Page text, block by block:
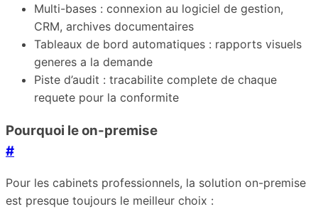
Multi-bases : connexion au logiciel de gestion,
CRM, archives documentaires
Tableaux de bord automatiques : rapports visuels
generes a la demande
Piste d’audit : tracabilite complete de chaque
requete pour la conformite
Pourquoi le on-premise
#
Pour les cabinets professionnels, la solution on-premise
est presque toujours le meilleur choix :